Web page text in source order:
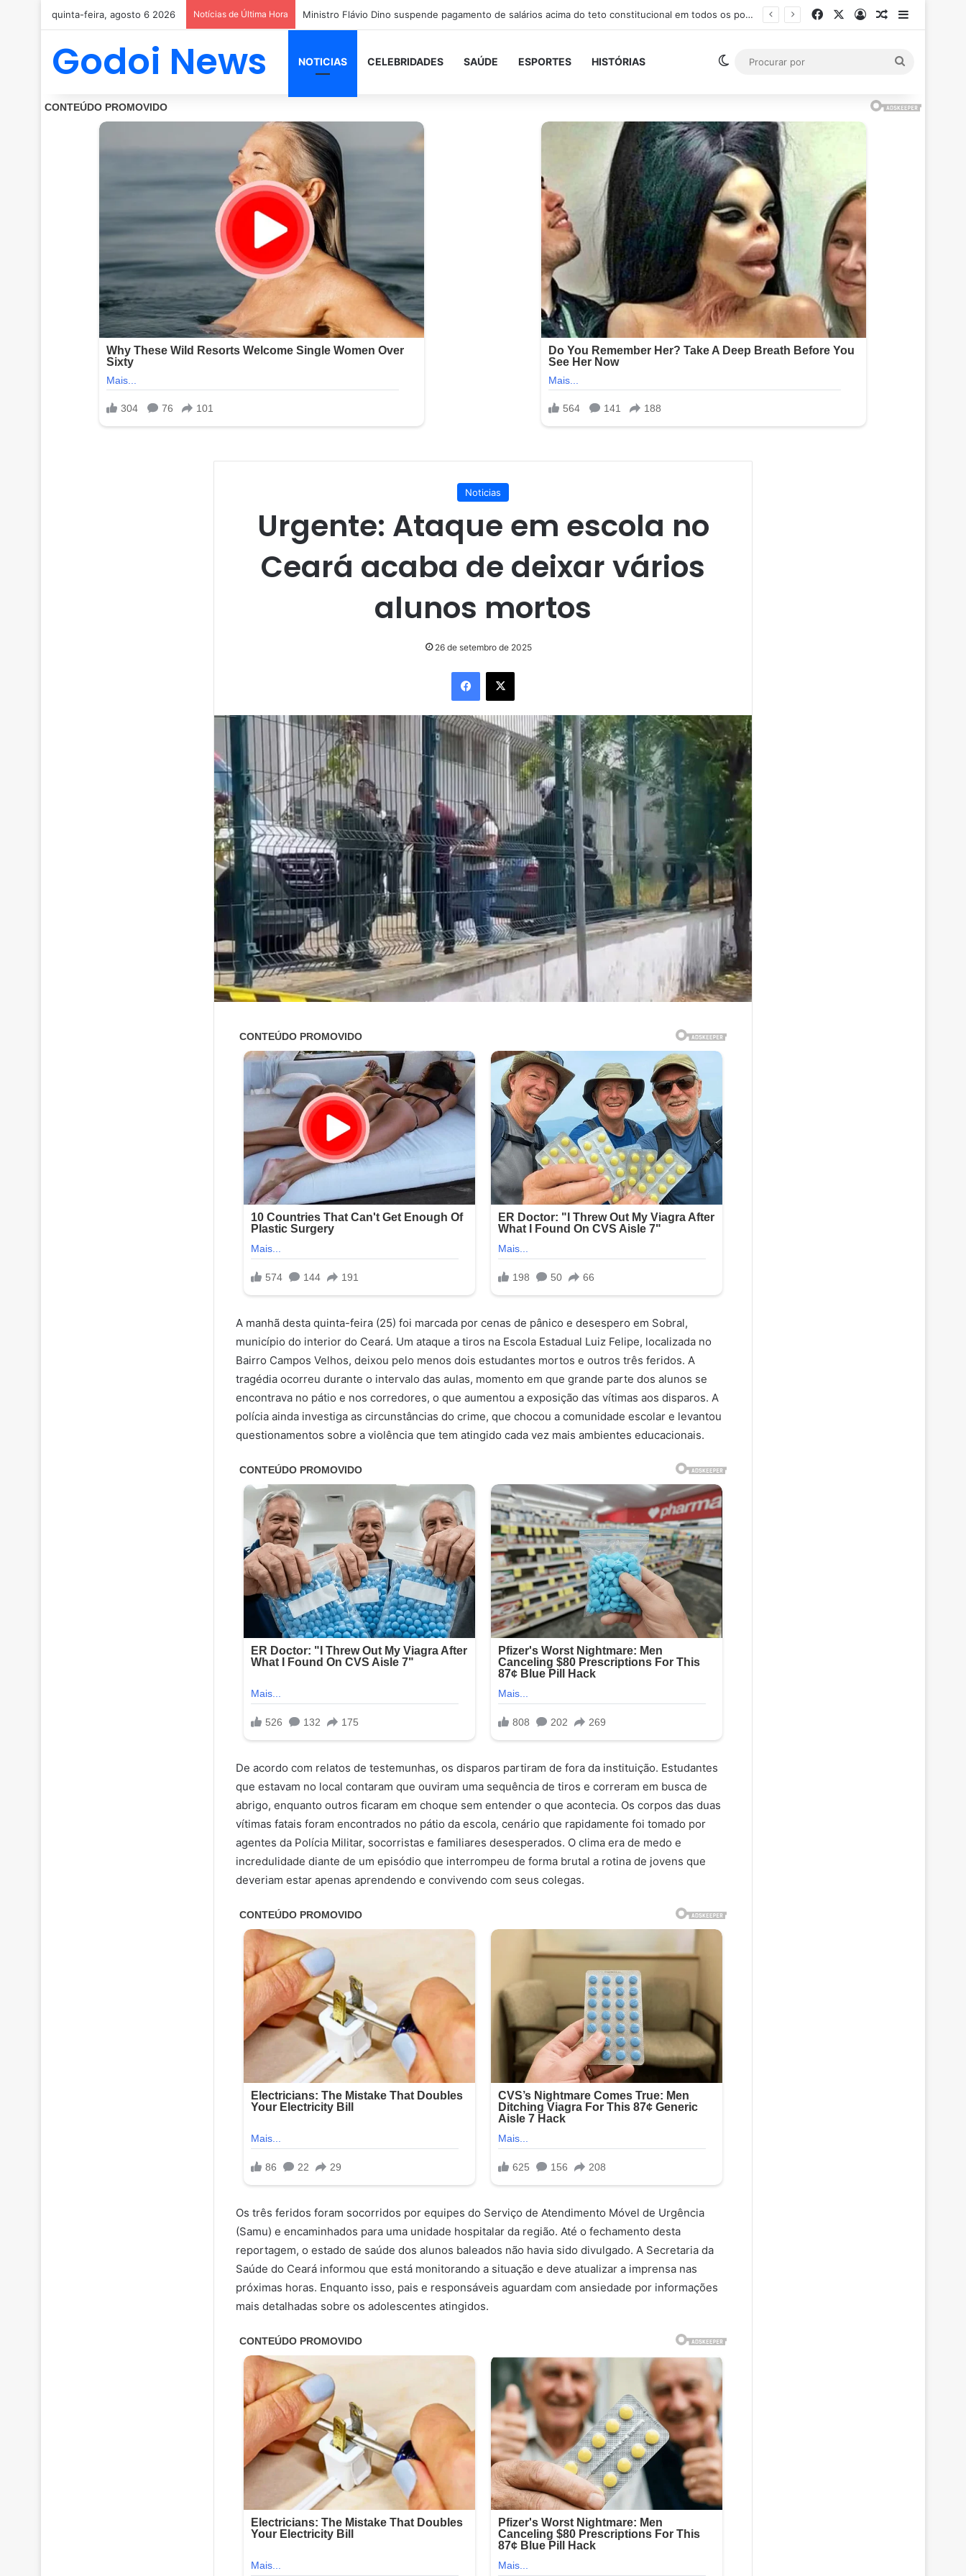
quinta-feira, agosto 6 2026 Notícias de Última Hora Ministro Flávio Dino suspende pagamento de salários acima do teto constitucional em todos os poderes FacebookEntrarArtigoBarra
Godoi News NOTICIAS CELEBRIDADES SAÚDE ESPORTES HISTÓRIAS Switch skin
Noticias
Urgente: Ataque em escola no
Ceará acaba de deixar vários
alunos mortos
26 de setembro de 2025
Facebook
X
A manhã desta quinta-feira (25) foi marcada por cenas de pânico e desespero em Sobral,
município do interior do Ceará. Um ataque a tiros na Escola Estadual Luiz Felipe, localizada no
Bairro Campos Velhos, deixou pelo menos dois estudantes mortos e outros três feridos. A
tragédia ocorreu durante o intervalo das aulas, momento em que grande parte dos alunos se
encontrava no pátio e nos corredores, o que aumentou a exposição das vítimas aos disparos. A
polícia ainda investiga as circunstâncias do crime, que chocou a comunidade escolar e levantou
questionamentos sobre a violência que tem atingido cada vez mais ambientes educacionais.
De acordo com relatos de testemunhas, os disparos partiram de fora da instituição. Estudantes
que estavam no local contaram que ouviram uma sequência de tiros e correram em busca de
abrigo, enquanto outros ficaram em choque sem entender o que acontecia. Os corpos das duas
vítimas fatais foram encontrados no pátio da escola, cenário que rapidamente foi tomado por
agentes da Polícia Militar, socorristas e familiares desesperados. O clima era de medo e
incredulidade diante de um episódio que interrompeu de forma brutal a rotina de jovens que
deveriam estar apenas aprendendo e convivendo com seus colegas.
Os três feridos foram socorridos por equipes do Serviço de Atendimento Móvel de Urgência
(Samu) e encaminhados para uma unidade hospitalar da região. Até o fechamento desta
reportagem, o estado de saúde dos alunos baleados não havia sido divulgado. A Secretaria da
Saúde do Ceará informou que está monitorando a situação e deve atualizar a imprensa nas
próximas horas. Enquanto isso, pais e responsáveis aguardam com ansiedade por informações
mais detalhadas sobre os adolescentes atingidos.